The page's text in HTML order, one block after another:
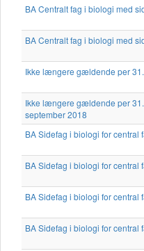
BA Centralt fag i biologi med
BA Centralt fag i biologi med
Ikke længere gældende per
Ikke længere gældende per
september 2018
BA Sidefag i biologi for central
BA Sidefag i biologi for central
BA Sidefag i biologi for
BA Sidefag i biologi for